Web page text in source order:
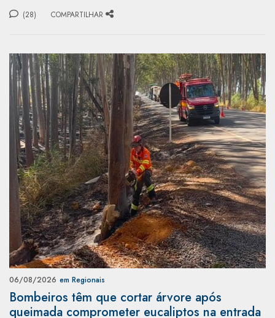
(28) COMPARTILHAR
06/08/2026 em Regionais
Bombeiros têm que cortar árvore após
queimada comprometer eucaliptos na entrada